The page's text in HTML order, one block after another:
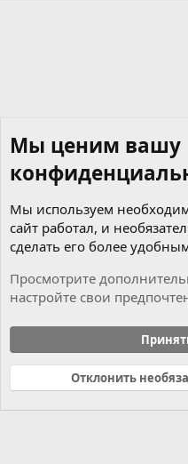
Cookies
Russian (RU)
Связь с нами
Условия и
Политика
Мы ценим вашу
Мы используем
сайт работал, и
сделать его более
Просмотрите
настройте свои
Отклонить